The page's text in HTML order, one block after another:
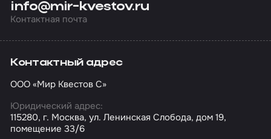
info@mir-kvestov.ru
Контактная почта
Контактный адрес
ООО «Мир Квестов С»
Юридический адрес:
115280, г. Москва, ул. Ленинская Слобода, дом 19,
помещение 33/6